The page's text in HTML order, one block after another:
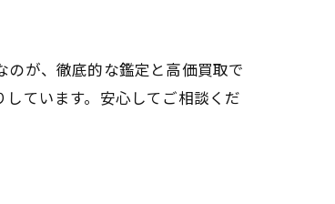
が、徹底的な鑑定と高価買取で
ています。安心してご相談くだ